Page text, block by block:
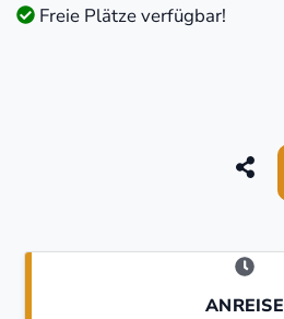
Freie Plätze verfügbar!
ANREISE